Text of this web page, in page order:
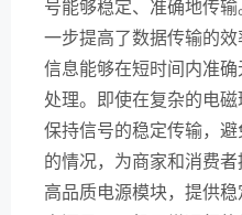
号能够稳定、准确地传
一步提高了数据传输的
信息能够在短时间内准
处理。即使在复杂的电
保持信号的稳定传输，
的情况，为商家和消费者
高品质电源模块，提供稳